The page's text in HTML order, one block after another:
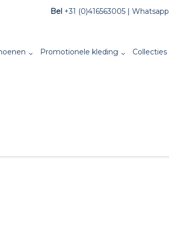
Bel +31 (0)416563005 |Whatsapp
Promotionele kleding Collecties